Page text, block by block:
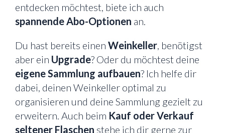
entdecken möchtest, biete ich auch
spannende Abo-Optionen an.
Du hast bereits einen Weinkeller, benötigst
aber ein Upgrade? Oder du möchtest deine
eigene Sammlung aufbauen? Ich helfe dir
dabei, deinen Weinkeller optimal zu
organisieren und deine Sammlung gezielt zu
erweitern. Auch beim Kauf oder Verkauf
seltener Flaschen stehe ich dir gerne zur